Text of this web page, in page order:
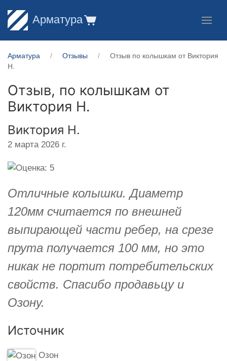
Арматура
Арматура Отзывы
Отзыв по колышкам от Виктория
Н.
Отзыв, по колышкам от
Виктория Н.
Виктория Н.
2 марта 2026 г.
Отличные колышки. Диаметр
120мм считается по внешней
выпирающей части ребер, на срезе
прута получается 100 мм, но это
никак не портит потребительских
свойств. Спасибо продавьцу и
Озону.
Источник
Озон